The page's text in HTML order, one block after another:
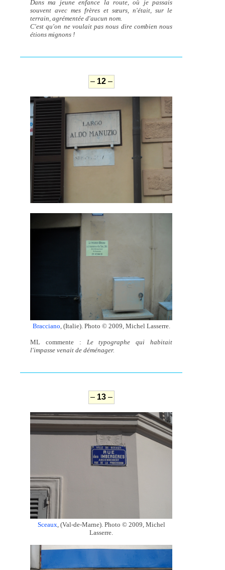
Dans ma jeune enfance la route, où je passais
souvent avec mes frères et sœurs, n'était, sur le
terrain, agrémentée d'aucun nom.
C'est qu'on ne voulait pas nous dire combien nous
étions mignons !
– 12–
Bracciano , (Italie). Photo © 2009, Michel Lasserre.
ML commente : Le typographe qui habitait
l'impasse venait de déménager.
– 13–
Sceaux, (Val-de-Marne). Photo © 2009, Michel
Lasserre.